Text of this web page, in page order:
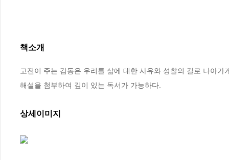
책소개
고전이 주는 감동은 우리를 삶에 대한 사유와 성찰의 길로 나아
해설을 첨부하여 깊이 있는 독서가 가능하다.
상세이미지